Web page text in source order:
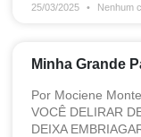
25/03/2025 Nenhum
Minha Grande
Por Mociene
VOCÊ DELIRAR
DEIXA